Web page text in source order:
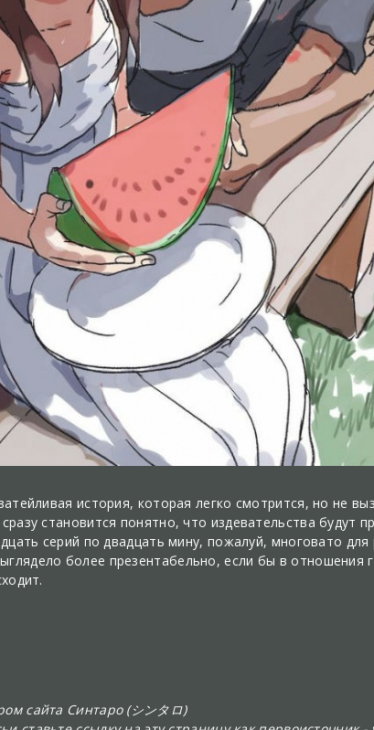
история, которая легко смотрится, но не
становится понятно, что издевательства будут
серий по двадцать мину, пожалуй, многовато для
более презентабельно, если бы в отношения
сайта Синтаро (シンタロ)